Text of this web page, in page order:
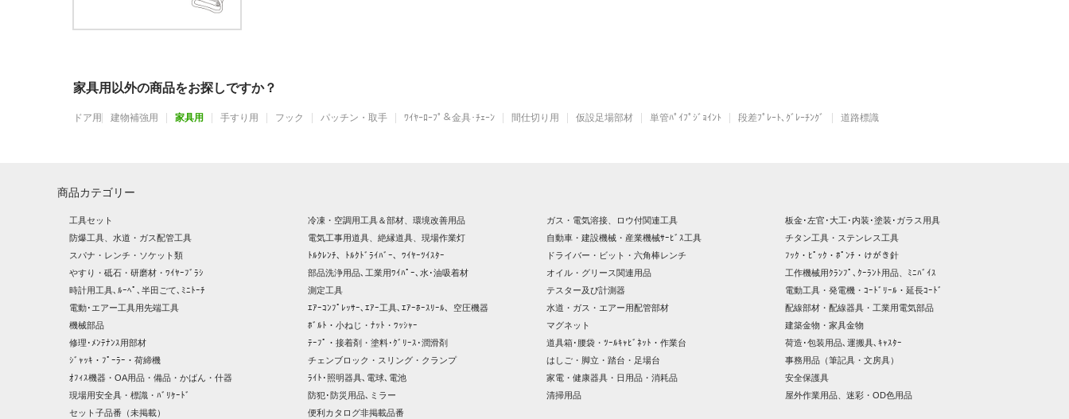
家具用以外の商品をお探しですか？
ドア用 建物補強用 家具用 手すり用 フック パッチン・取手 ﾜｲﾔｰﾛｰﾌﾟ＆金具･ﾁｪｰﾝ 間仕切り用 仮設足場部材 単管ﾊﾟｲﾌﾟｼﾞｮｲﾝﾄ 段差ﾌﾟﾚｰﾄ､ｸﾞﾚｰﾁﾝｸﾞ 道路標識
商品カテゴリー
工具セット 冷凍・空調用工具＆部材、環境改善用品 ガス・電気溶接、ロウ付関連工具
板金･左官･大工･内装･塗装･ガラス用具
防爆工具、水道・ガス配管工具
電気工事用道具、絶縁道具、現場作業灯 自動車・建設機械・産業機械ｻｰﾋﾞｽ工具
チタン工具・ステンレス工具
スパナ・レンチ・ソケット類
ﾄﾙｸﾚﾝﾁ、ﾄﾙｸﾄﾞﾗｲﾊﾞｰ、ﾜｲﾔｰﾂｲｽﾀｰ ドライバー・ビット・六角棒レンチ
ﾌｯｸ・ﾋﾟｯｸ・ﾎﾟﾝﾁ・けがき針
やすり・砥石・研磨材・ﾜｲﾔｰﾌﾞﾗｼ
部品洗浄用品､工業用ﾜｲﾊﾟｰ､水･油吸着材 オイル・グリース関連用品
工作機械用ｸﾗﾝﾌﾟ､ｸｰﾗﾝﾄ用品、ﾐﾆﾊﾞｲｽ
時計用工具､ﾙｰﾍﾟ､半田ごて､ﾐﾆﾄｰﾁ
測定工具 テスター及び計測器
電動工具・発電機・ｺｰﾄﾞﾘｰﾙ・延長ｺｰﾄﾞ
電動･エアー工具用先端工具
ｴｱｰｺﾝﾌﾟﾚｯｻｰ､ｴｱｰ工具､ｴｱｰﾎｰｽﾘｰﾙ、空圧機器 水道・ガス・エアー用配管部材
配線部材・配線器具・工業用電気部品
機械部品
ﾎﾞﾙﾄ・小ねじ・ﾅｯﾄ・ﾜｯｼｬｰ マグネット
建築金物・家具金物
修理･ﾒﾝﾃﾅﾝｽ用部材
ﾃｰﾌﾟ・接着剤・塗料･ｸﾞﾘｰｽ･潤滑剤 道具箱･腰袋・ﾂｰﾙｷｬﾋﾞﾈｯﾄ・作業台
荷造･包装用品､運搬具､ｷｬｽﾀｰ
ｼﾞｬｯｷ・ﾌﾟｰﾗｰ・荷締機
チェンブロック・スリング・クランプ はしご・脚立・踏台・足場台
事務用品（筆記具・文房具）
ｵﾌｨｽ機器・OA用品・備品・かばん・什器
ﾗｲﾄ･照明器具､電球､電池 家電・健康器具・日用品・消耗品
安全保護具
現場用安全具・標識・ﾊﾞﾘｹｰﾄﾞ
防犯･防災用品､ミラー 清掃用品
屋外作業用品、迷彩・OD色用品
セット子品番（未掲載）
便利カタログ非掲載品番